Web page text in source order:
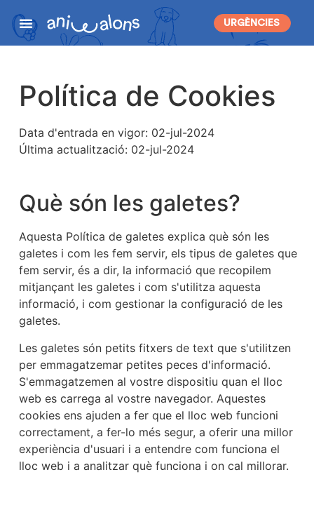
URGÈNCIES
Política de Cookies
Data d'entrada en vigor: 02-jul-2024
Última actualització: 02-jul-2024
Què són les galetes?
Aquesta Política de galetes explica què són les
galetes i com les fem servir, els tipus de galetes que
fem servir, és a dir, la informació que recopilem
mitjançant les galetes i com s'utilitza aquesta
informació, i com gestionar la configuració de les
galetes.
Les galetes són petits fitxers de text que s'utilitzen
per emmagatzemar petites peces d'informació.
S'emmagatzemen al vostre dispositiu quan el lloc
web es carrega al vostre navegador. Aquestes
cookies ens ajuden a fer que el lloc web funcioni
correctament, a fer-lo més segur, a oferir una millor
experiència d'usuari i a entendre com funciona el
lloc web i a analitzar què funciona i on cal millorar.